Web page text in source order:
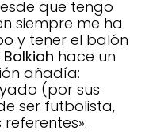
que tengo
siempre me ha
y tener el balón
Bolkiah hace un
añadía:
(por sus
ser futbolista,